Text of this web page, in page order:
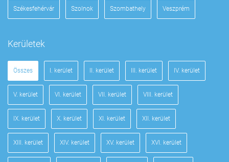
Székesfehérvár Szolnok Szombathely Veszprém
Kerületek
Összes I. kerület II. kerület III. kerület IV. kerület
V. kerület VI. kerület VII. kerület VIII. kerület
IX. kerület X. kerület XI. kerület XII. kerület
XIII. kerület XIV. kerület XV. kerület XVI. kerület